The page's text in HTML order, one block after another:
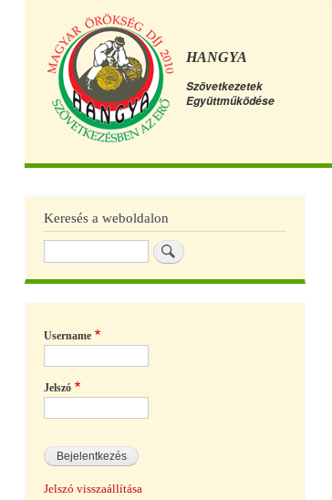
HANGYA
Szövetkezetek
Együttműködése
Főmenü
Keresés a weboldalon
Username
Jelszó
Jelszó visszaállítása